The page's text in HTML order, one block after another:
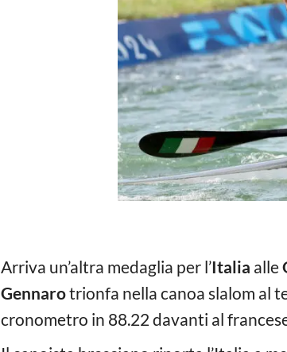
Arriva un’altra medaglia per l’Italia alle
Gennarotrionfa nella canoa slalom al
cronometro in 88.22 davanti al